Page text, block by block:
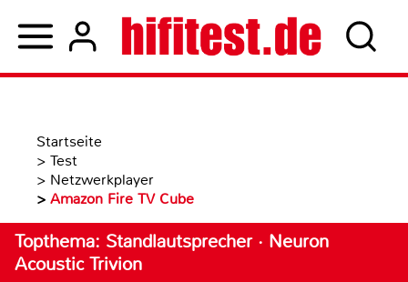
Startseite
> Test
> Netzwerkplayer
> Amazon Fire TV Cube
Topthema: Standlautsprecher · Neuron
Acoustic Trivion